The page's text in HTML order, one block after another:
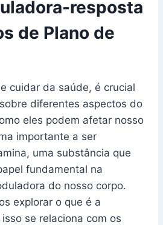
resposta
de Plano de
cuidar da saúde, é crucial
diferentes aspectos do
eles podem afetar nosso
importante a ser
uma substância que
fundamental na
do nosso corpo.
explorar o que é a
se relaciona com os